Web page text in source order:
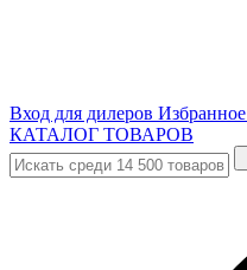
Вход для дилеров Избранное
КАТАЛОГ ТОВАРОВ